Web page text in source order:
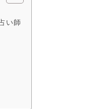
い師